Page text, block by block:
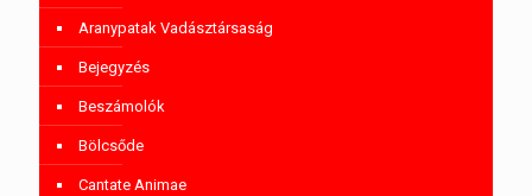
Aranypatak Vadásztársaság
Bejegyzés
Beszámolók
Bölcsőde
Cantate Animae